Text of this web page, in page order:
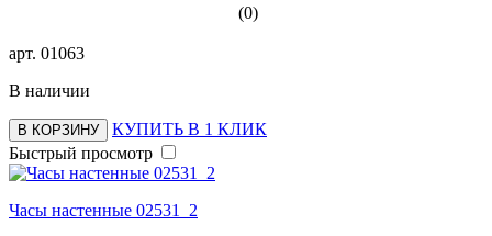
(0)
арт. 01063
В наличии
В КОРЗИНУ
КУПИТЬ В 1 КЛИК
Быстрый просмотр
Часы настенные 02531_2